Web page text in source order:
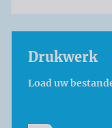
Drukwerk
Load uw